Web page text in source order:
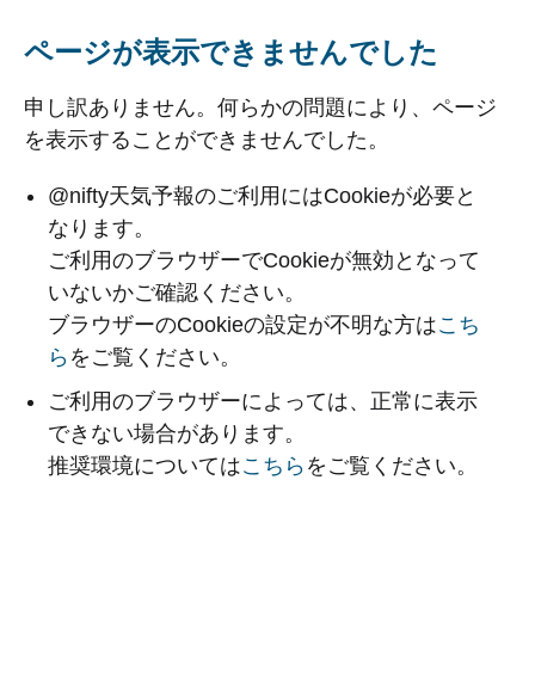
ページが表示できませんでした
申し訳ありません。何らかの問題により、ページ
を表示することができませんでした。
@nifty天気予報のご利用にはCookieが必要と
なります。
ご利用のブラウザーでCookieが無効となって
いないかご確認ください。
ブラウザーのCookieの設定が不明な方はこち
ら をご覧ください。
ご利用のブラウザーによっては、正常に表示
できない場合があります。
推奨環境についてはこちら をご覧ください。